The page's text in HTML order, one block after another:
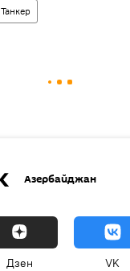
Танкер
Азербайджан
Дзен VK